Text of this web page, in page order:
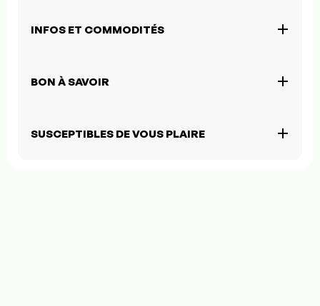
INFOS ET COMMODITÉS
BON À SAVOIR
SUSCEPTIBLES DE VOUS PLAIRE